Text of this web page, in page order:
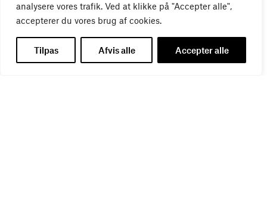
analysere vores trafik. Ved at klikke på "Accepter alle",
accepterer du vores brug af cookies.
Tilpas Afvis alle Accepter alle